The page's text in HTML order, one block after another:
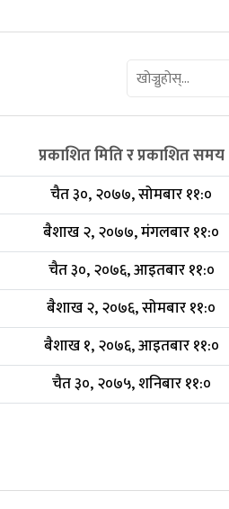
प्रकाशित मिति र प्रकाशित समय
चैत ३०, २०७७, सोमबार ११:०
बैशाख २, २०७७, मंगलबार ११:०
चैत ३०, २०७६, आइतबार ११:०
बैशाख २, २०७६, सोमबार ११:०
बैशाख १, २०७६, आइतबार ११:०
चैत ३०, २०७५, शनिबार ११:०